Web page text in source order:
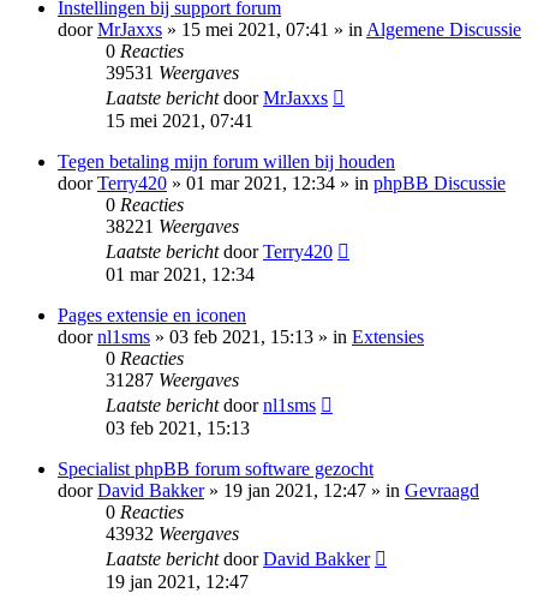
Instellingen bij support forum
doorMrJaxxs » 15 mei 2021, 07:41 » inAlgemene Discussie
0 Reacties
39531 Weergaves
Laatste berichtdoorMrJaxxs
15 mei 2021, 07:41
Tegen betaling mijn forum willen bij houden
doorTerry420 » 01 mar 2021, 12:34 » in phpBB Discussie
0 Reacties
38221 Weergaves
Laatste berichtdoorTerry420
01 mar 2021, 12:34
Pages extensie en iconen
doornl1sms » 03 feb 2021, 15:13 » in Extensies
0 Reacties
31287 Weergaves
Laatste berichtdoornl1sms
03 feb 2021, 15:13
Specialist phpBB forum software gezocht
doorDavid Bakker» 19 jan 2021, 12:47 » in Gevraagd
0 Reacties
43932 Weergaves
Laatste berichtdoorDavid Bakker
19 jan 2021, 12:47